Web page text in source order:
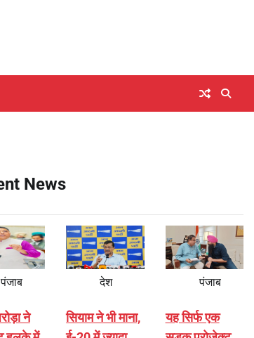
News
पंजाब
ने
देश
सियाम ने भी माना,
पंजाब
यह सिर्फ एक